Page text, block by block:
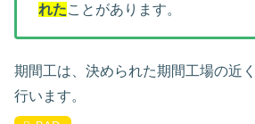
れたことがあります。
期間工は、決められた期間工場の近
行います。